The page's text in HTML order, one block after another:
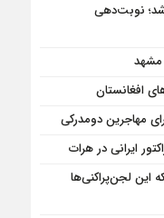
نوبت‌دهی
مشهد
افغانستان
مهاجرین دومدرکی
ایرانی در هرات
این لجن‌پراکنی‌ها